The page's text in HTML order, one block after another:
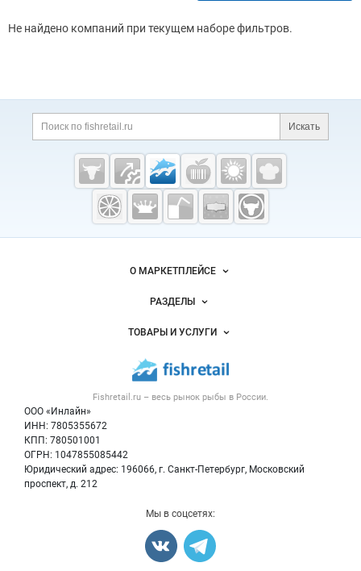
Не найдено компаний при текущем наборе фильтров.
Дополнительная информация
Поиск по сайту и
Искать
Cсылки на полезные проекты
Fishretail.ru —
рыба,
морепродукты
Важные разделы и контакты
Fishretail.ru – весь рынок рыбы в России.
ООО «Инлайн»
ИНН: 7805355672
КПП: 780501001
ОГРН: 1047855085442
Юридический адрес: 196066, г. Санкт-Петербург, Московский
проспект, д. 212
Навигация по сайтуО МАРКЕТПЛЕЙСЕ
Новости Fishretail.ru
Размещение рекламы
Публичная оферта
Контактная информация
Политика обработки персональных данных
РАЗДЕЛЫ
Объявления
Новости рынка
Блог
ТОВАРЫ И УСЛУГИ
Рыба
Икра
Мы в соцсетях: